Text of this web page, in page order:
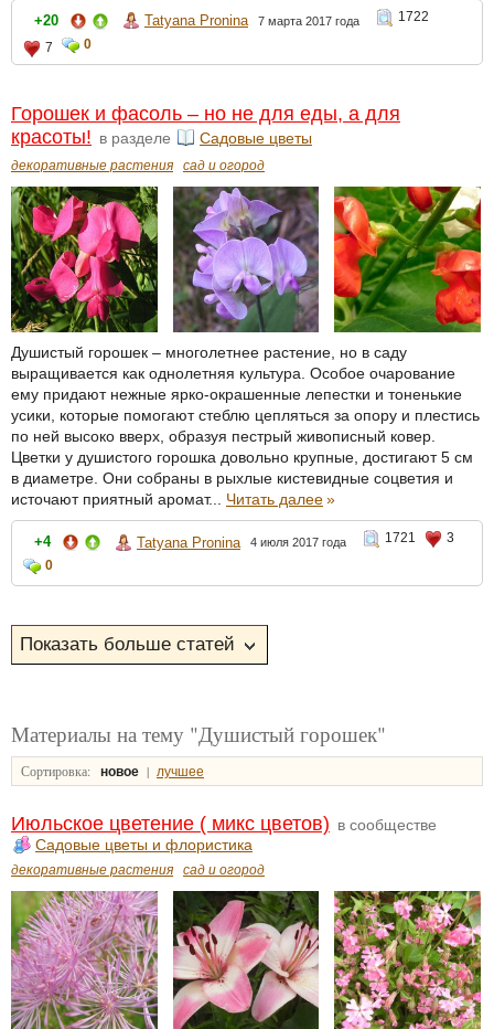
+20 Tatyana Pronina 7 марта 2017 года
1722
7
0
Горошек и фасоль – но не для еды, а для
красоты! в разделе Садовые цветы
декоративные растения сад и огород
Душистый горошек – многолетнее растение, но в саду
выращивается как однолетняя культура. Особое очарование
ему придают нежные ярко-окрашенные лепестки и тоненькие
усики, которые помогают стеблю цепляться за опору и плестись
по ней высоко вверх, образуя пестрый живописный ковер.
Цветки у душистого горошка довольно крупные, достигают 5 см
в диаметре. Они собраны в рыхлые кистевидные соцветия и
источают приятный аромат... Читать далее»
+4 Tatyana Pronina 4 июля 2017 года 1721
3
0
Материалы на тему "Душистый горошек"
Сортировка: новое | лучшее
Июльское цветение ( микс цветов) в сообществе
Садовые цветы и флористика
декоративные растения сад и огород